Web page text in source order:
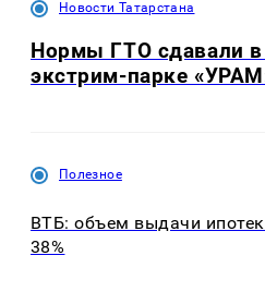
Новости Татарстана
Нормы ГТО сдавали в
экстрим-парке
Полезное
ВТБ: объем выдачи
38%